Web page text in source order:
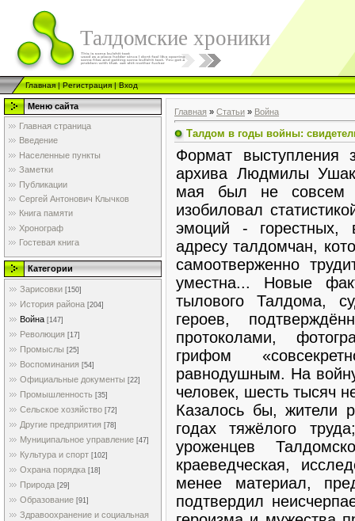
Талдомские хроники
Главная|Регистрация|Вход
Меню сайта
Главная страница
Введение
Населенные пункты
Заметки
Публикации
Сергей Антонович Клычков
Книга памяти
Хронограф
Гостевая книга
Категории
Зарисовки [150]
История района [204]
Война [147]
Революция [17]
Промыслы [25]
Воспоминания [54]
Официальные документы [22]
Промышленность [35]
Сельское хозяйство [72]
Другие предприятия [78]
Муниципальное управление [47]
Культура и спорт [102]
Охрана порядка [18]
Природа [29]
Образование [91]
Здравоохранение и социальная
Главная » Статьи » Война
Талдом в годы войны:
Формат выступления
архива Людмилы
мая был не совсем
изобиловал
эмоций - горестных,
адресу талдомчан,
самоотверженно
уместна... Новые
тылового Талдома,
героев,
протоколами,
грифом
равнодушным. На
человек, шесть тысяч
Казалось бы, жители
годах тяжёлого
уроженцев
краеведческая,
менее материал,
подтвердил